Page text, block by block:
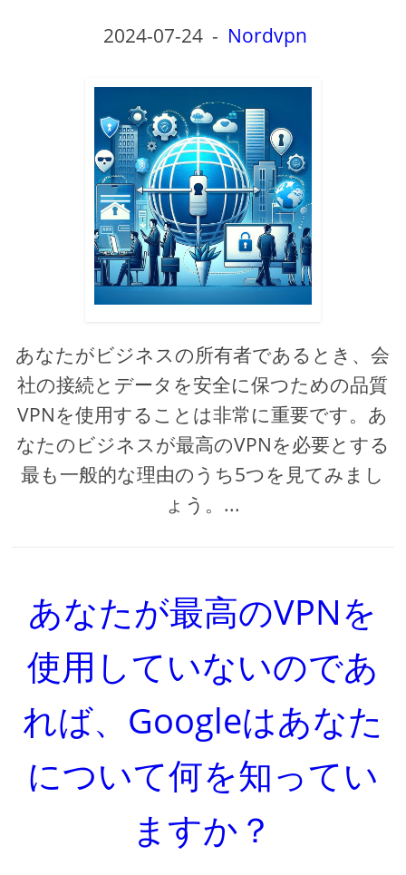
2024-07-24- Nordvpn
あなたがビジネスの所有者であるとき、会
社の接続とデータを安全に保つための品質
VPNを使用することは非常に重要です。あ
なたのビジネスが最高のVPNを必要とする
最も一般的な理由のうち5つを見てみまし
ょう。...
あなたが最高のVPNを
使用していないのであ
れば、Googleはあなた
について何を知ってい
ますか？